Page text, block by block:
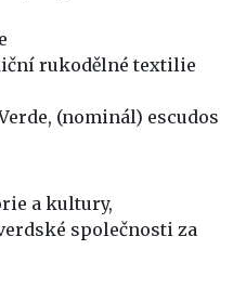
rukodělné textilie
(nominál) escudos
a kultury,
společnosti za